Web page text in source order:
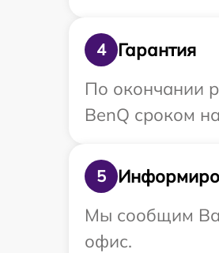
4
Гарантия
По окончании
BenQ сроком
5
Мы сообщим
офис.